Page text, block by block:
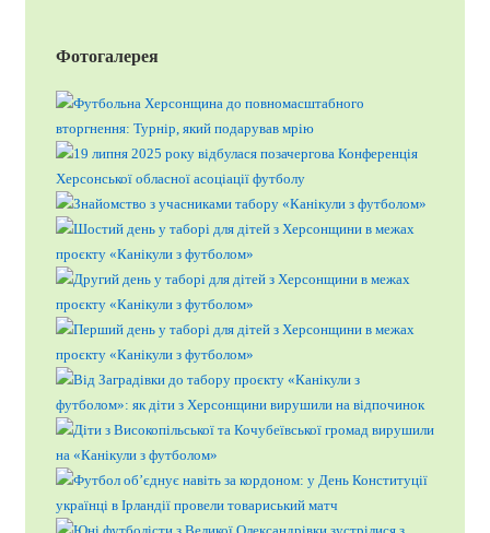
Фотогалерея